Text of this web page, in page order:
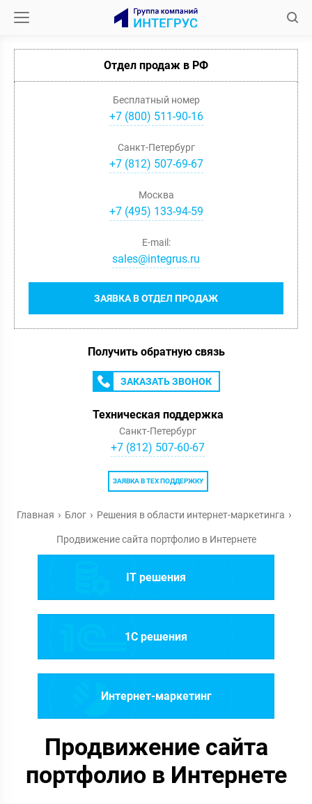
Отдел продаж в РФ
Бесплатный номер
+7 (800) 511-90-16
Санкт-Петербург
+7(812) 507-69-67
Москва
+7(495) 133-94-59
ЗАЯВКА В ОТДЕЛ ПРОДАЖ
E-mail:
sales@integrus.ru
Получить обратную связь
ЗАКАЗАТЬ ЗВОНОК
Техническая поддержка
Санкт-Петербург
+7 (812) 507-60-67
ЗАЯВКА В ТЕХ ПОДДЕРЖКУ
Главная Блог Решения в области интернет-маркетинга
Продвижение сайта портфолио в Интернете
IT решения
1C решения
Интернет-маркетинг
Продвижение сайта
портфолио в Интернете